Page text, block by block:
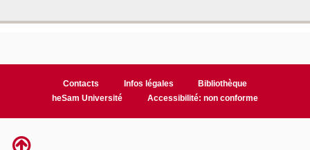
Contacts Infos légales
Bibliothèque
heSam Université
Accessibilité: non conforme